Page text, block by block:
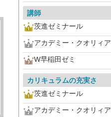
講師
茨進ゼミナール
アカデミー・クオリィア
W早稲田ゼミ
カリキュラムの充実さ
茨進ゼミナール
アカデミー・クオリィア